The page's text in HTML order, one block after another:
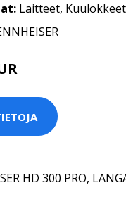
Laitteet, Kuulokkeet
HD 300 PRO,